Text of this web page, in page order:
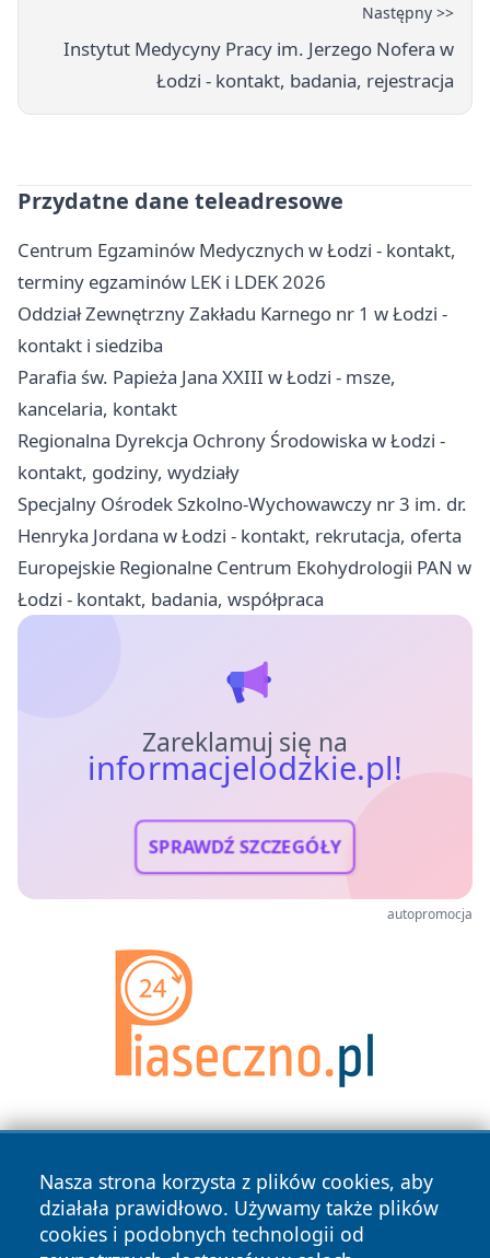
Następny >>
Instytut Medycyny Pracy im. Jerzego Nofera w
Łodzi - kontakt, badania, rejestracja
Przydatne dane teleadresowe
Centrum Egzaminów Medycznych w Łodzi - kontakt,
terminy egzaminów LEK i LDEK 2026
Oddział Zewnętrzny Zakładu Karnego nr 1 w Łodzi -
kontakt i siedziba
Parafia św. Papieża Jana XXIII w Łodzi - msze,
kancelaria, kontakt
Regionalna Dyrekcja Ochrony Środowiska w Łodzi -
kontakt, godziny, wydziały
Specjalny Ośrodek Szkolno-Wychowawczy nr 3 im. dr.
Henryka Jordana w Łodzi - kontakt, rekrutacja, oferta
Europejskie Regionalne Centrum Ekohydrologii PAN w
Łodzi - kontakt, badania, współpraca
Zareklamuj się na
informacjelodzkie.pl!
SPRAWDŹ SZCZEGÓŁY
autopromocja
Nasza strona korzysta z plików cookies, aby
działała prawidłowo. Używamy także plików
cookies i podobnych technologii od